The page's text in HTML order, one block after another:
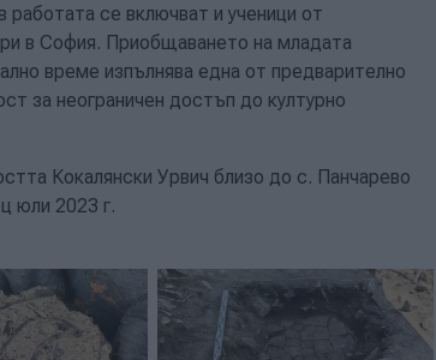
работата се включват и ученици от
в София. Приобщаването на младата
време изпълнява една от предварително
за неограничен достъп до културно
Кокалянски Урвич близо до с. Панчарево
юли 2023 г.